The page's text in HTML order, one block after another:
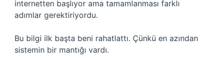
internetten başlıyor ama tamamlanması farklı
adımlar gerektiriyordu.
Bu bilgi ilk başta beni rahatlattı. Çünkü en azından
sistemin bir mantığı vardı.